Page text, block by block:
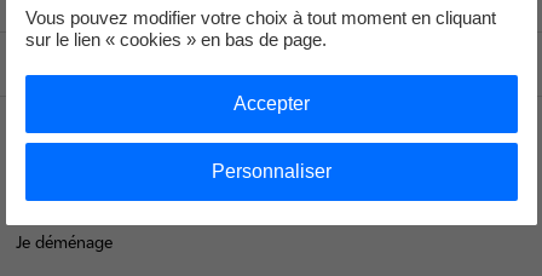
Groupe
Je déménage
Vous pouvez modifier votre choix à tout moment en cliquant
sur le lien « cookies » en bas de page.
Personnaliser
Accepter